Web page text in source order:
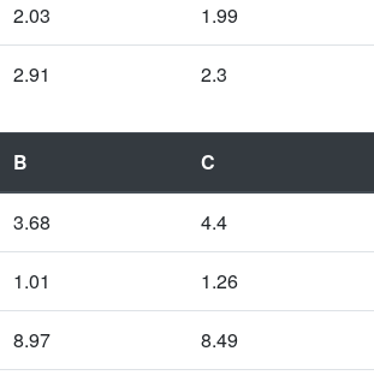
2.03 1.99
2.91 2.3
B C
3.68 4.4
1.01 1.26
8.97 8.49